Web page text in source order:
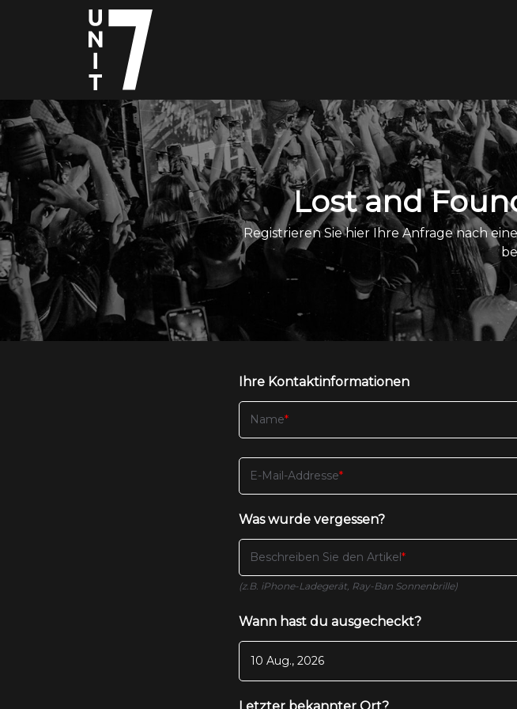
Lost and
Registrieren Sie hier Ihre Anfrage nach
Ihre Kontaktinformationen
Name
E-Mail-Addresse
Was wurde vergessen?
Beschreiben Sie den Artikel
(z.B. iPhone-Ladegerät, Ray-Ban Sonnenbrille)
Wann hast du ausgecheckt?
Letzter bekannter Ort?